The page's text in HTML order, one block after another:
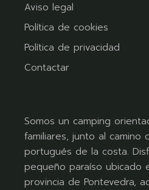
Aviso legal
Política de cookies
Política de privacidad
Contactar
Somos un camping
familiares, junto al camino
portugués de la costa.
pequeño paraíso ubicado
provincia de Pontevedra,